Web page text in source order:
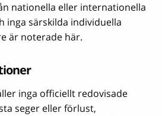
nationella eller internationella
inga särskilda individuella
är noterade här.
inga officiellt redovisade
seger eller förlust,